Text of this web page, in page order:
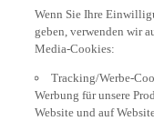
Wenn Sie Ihre
geben, verwenden wir
Media-Cookies:
Tracking/Werbe-
Werbung für unsere
Website und auf